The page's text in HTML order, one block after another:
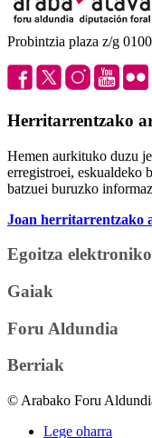
Probintzia plaza z/g
Herritarrentzako
Hemen aurkituko duzu
erregistroei, eskualdeko
batzuei buruzko
Joan herritarrentzako
Egoitza
Gaiak
Foru Aldundia
Berriak
© Arabako Foru
Lege oharra